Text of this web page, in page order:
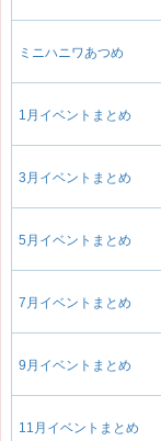
ミニハニワあつめ
1月イベントまとめ
3月イベントまとめ
5月イベントまとめ
7月イベントまとめ
9月イベントまとめ
11月イベントまとめ